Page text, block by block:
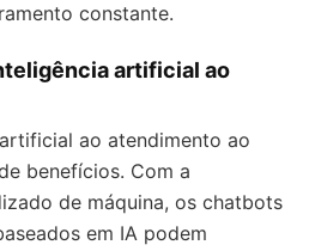
constante.
artificial ao
ao atendimento ao
benefícios. Com a
de máquina, os chatbots
em IA podem